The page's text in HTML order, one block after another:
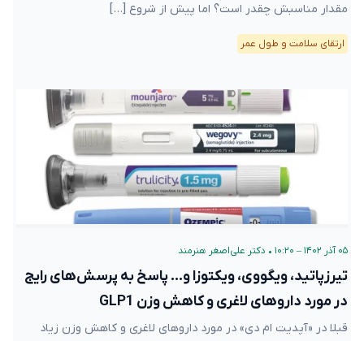
مقدار مناسبش چقدر است؟ اما پیش از شروع […]
ارتقای سلامت و طول عمر
۰۵ آذر ۱۴۰۲ – ۱۰:۲۰ • دکتر علی‌اصغر هنرمند
تیرزپاتید، ویگووی، ویکتوزا و… پاسخ به پرسش‌های رایج
در مورد داروهای لاغری و کاهش وزن GLP1
قبلا در «آپدیت ام دی» در مورد داروهای لاغری و کاهش وزن زیاد